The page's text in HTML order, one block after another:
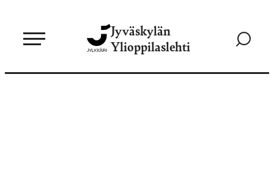
sisältöön
Jyväskylän
Ylioppilaslehti
Siirry